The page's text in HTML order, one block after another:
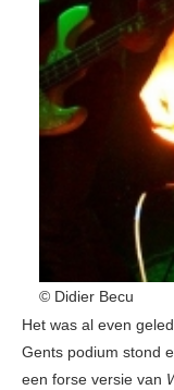
© Didier Becu
Het was al even
Gents podium stond
een forse versie van